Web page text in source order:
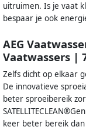
uitruimen. Is je vaat
bespaar je ook
AEG
Vaatwassers |
Zelfs dicht op elkaar
De innovatieve
beter sproeibereik
keer beter bereik